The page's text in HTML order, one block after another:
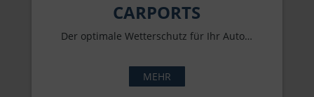
CARPORTS
Der optimale Wetterschutz für Ihr Auto…
MEHR